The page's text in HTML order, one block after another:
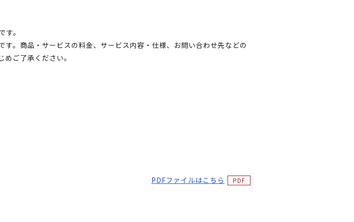
。
。商品・サービスの料金、サービス内容・仕様、お問い合わせ先などの
ご了承ください。
PDFファイルはこちら